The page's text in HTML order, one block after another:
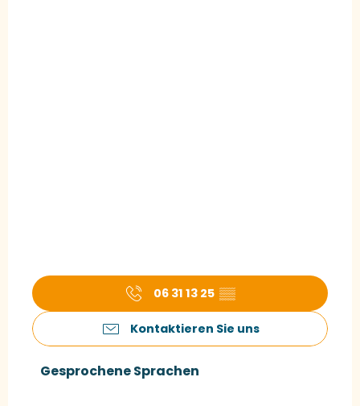
06 31 13 25 ▒▒
Kontaktieren Sie uns
Gesprochene Sprachen
Gesprochene Sprachen